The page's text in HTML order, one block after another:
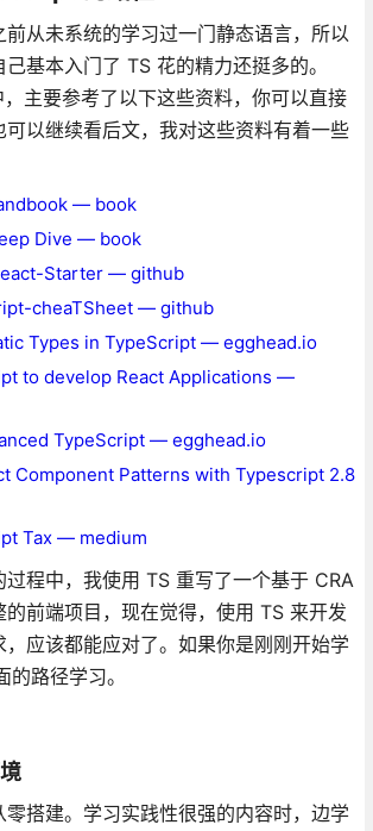
从未系统的学习过一门静态语言，所以
基本入门了 TS 花的精力还挺多的。
主要参考了以下这些资料，你可以直接
可以继续看后文，我对这些资料有着一些
— book
Dive — book
Starter — github
cheaTSheet — github
Types in TypeScript — egghead.io
to develop React Applications —
TypeScript — egghead.io
Component Patterns with Typescript 2.8
Tax — medium
程中，我使用 TS 重写了一个基于 CRA
的前端项目，现在觉得，使用 TS 来开发
，应该都能应对了。如果你是刚刚开始学
路径学习。
零搭建。学习实践性很强的内容时，边学